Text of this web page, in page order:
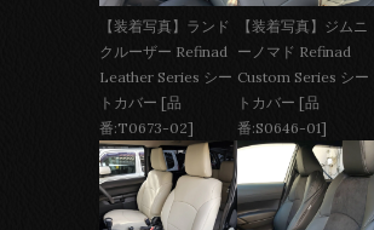
【装着写真】ランド
クルーザー Refinad
Leather Series シー
トカバー [品
番:T0673-02]
【装着写真】ジムニ
ーノマド Refinad
Custom Series シー
トカバー [品
番:S0646-01]